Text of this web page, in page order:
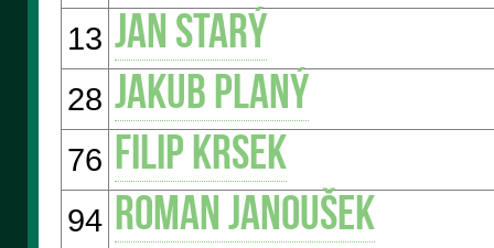
13 Jan STARÝ
28 Jakub PLANÝ
76 Filip KRSEK
94 Roman JANOUŠEK